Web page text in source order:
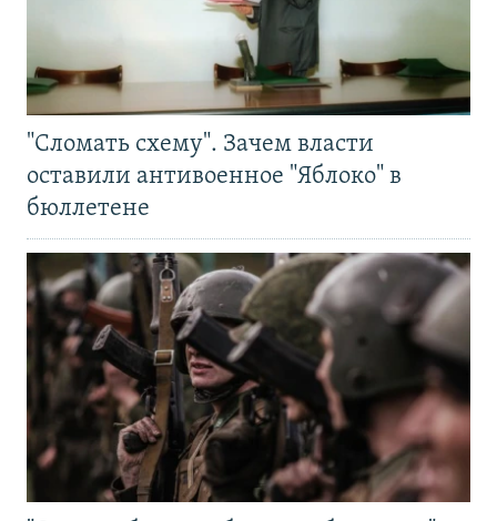
"Сломать схему". Зачем власти
оставили антивоенное "Яблоко" в
бюллетене